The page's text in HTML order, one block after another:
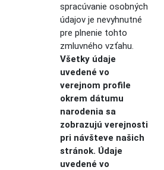
spracúvanie osobných
údajov je nevyhnutné
pre plnenie tohto
zmluvného vzťahu.
Všetky údaje
uvedené vo
verejnom profile
okrem dátumu
narodenia sa
zobrazujú verejnosti
pri návšteve našich
stránok. Údaje
uvedené vo